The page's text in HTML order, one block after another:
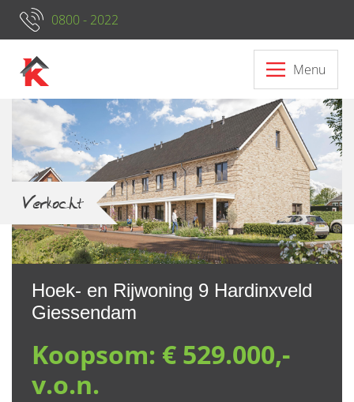
0800 - 2022
Menu
Verkocht
Hoek- en Rijwoning 9 Hardinxveld
Giessendam
Koopsom: € 529.000,-
v.o.n.
Neem contact op met ons